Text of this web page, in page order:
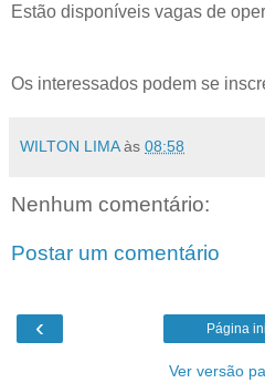
Estão disponíveis vagas de
Os interessados podem se
WILTON LIMA às 08:58
Nenhum comentário:
Postar um comentário
‹ Página
Ver versão